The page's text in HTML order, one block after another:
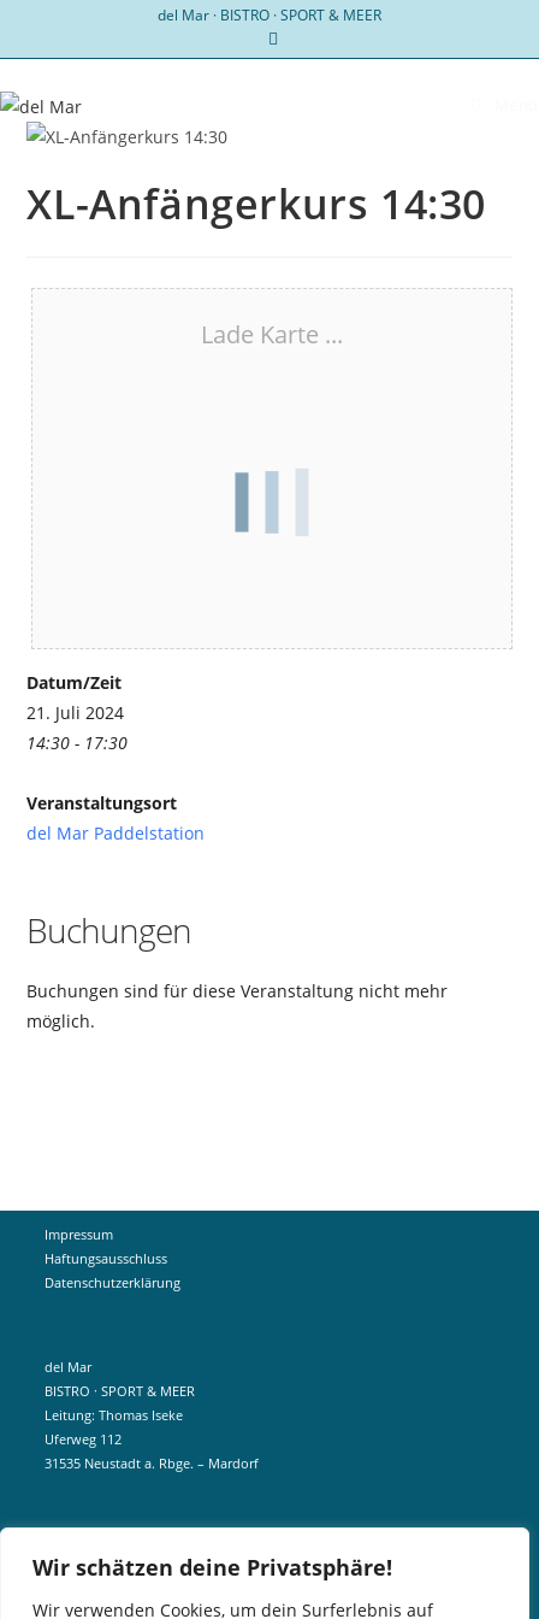
Wir schätzen deine Privatsphäre!
Wir verwenden Cookies, um dein Surferlebnis auf
del Mar · BISTRO · SPORT & MEER
XL-Anfängerkurs 14:30
Lade Karte ...
Datum/Zeit
21. Juli 2024
14:30 - 17:30
Veranstaltungsort
del Mar Paddelstation
Buchungen
Buchungen sind für diese Veranstaltung nicht mehr
möglich.
Impressum
Haftungsausschluss
Datenschutzerklärung
del Mar
BISTRO · SPORT & MEER
Leitung: Thomas Iseke
Uferweg 112
31535 Neustadt a. Rbge. – Mardorf
info@delmar-mardorf.de